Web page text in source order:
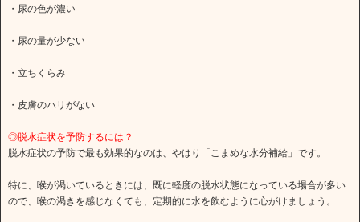
・尿の色が濃い
・尿の量が少ない
・立ちくらみ
・皮膚のハリがない
◎脱水症状を予防するには？
脱水症状の予防で最も効果的なのは、やはり「こまめな水分補給」です。
特に、喉が渇いているときには、既に軽度の脱水状態になっている場合が多い
ので、喉の渇きを感じなくても、定期的に水を飲むように心がけましょう。